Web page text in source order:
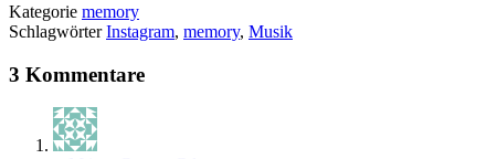
Kategorie memory
SchlagwörterInstagram, memory, Musik
3 Kommentare